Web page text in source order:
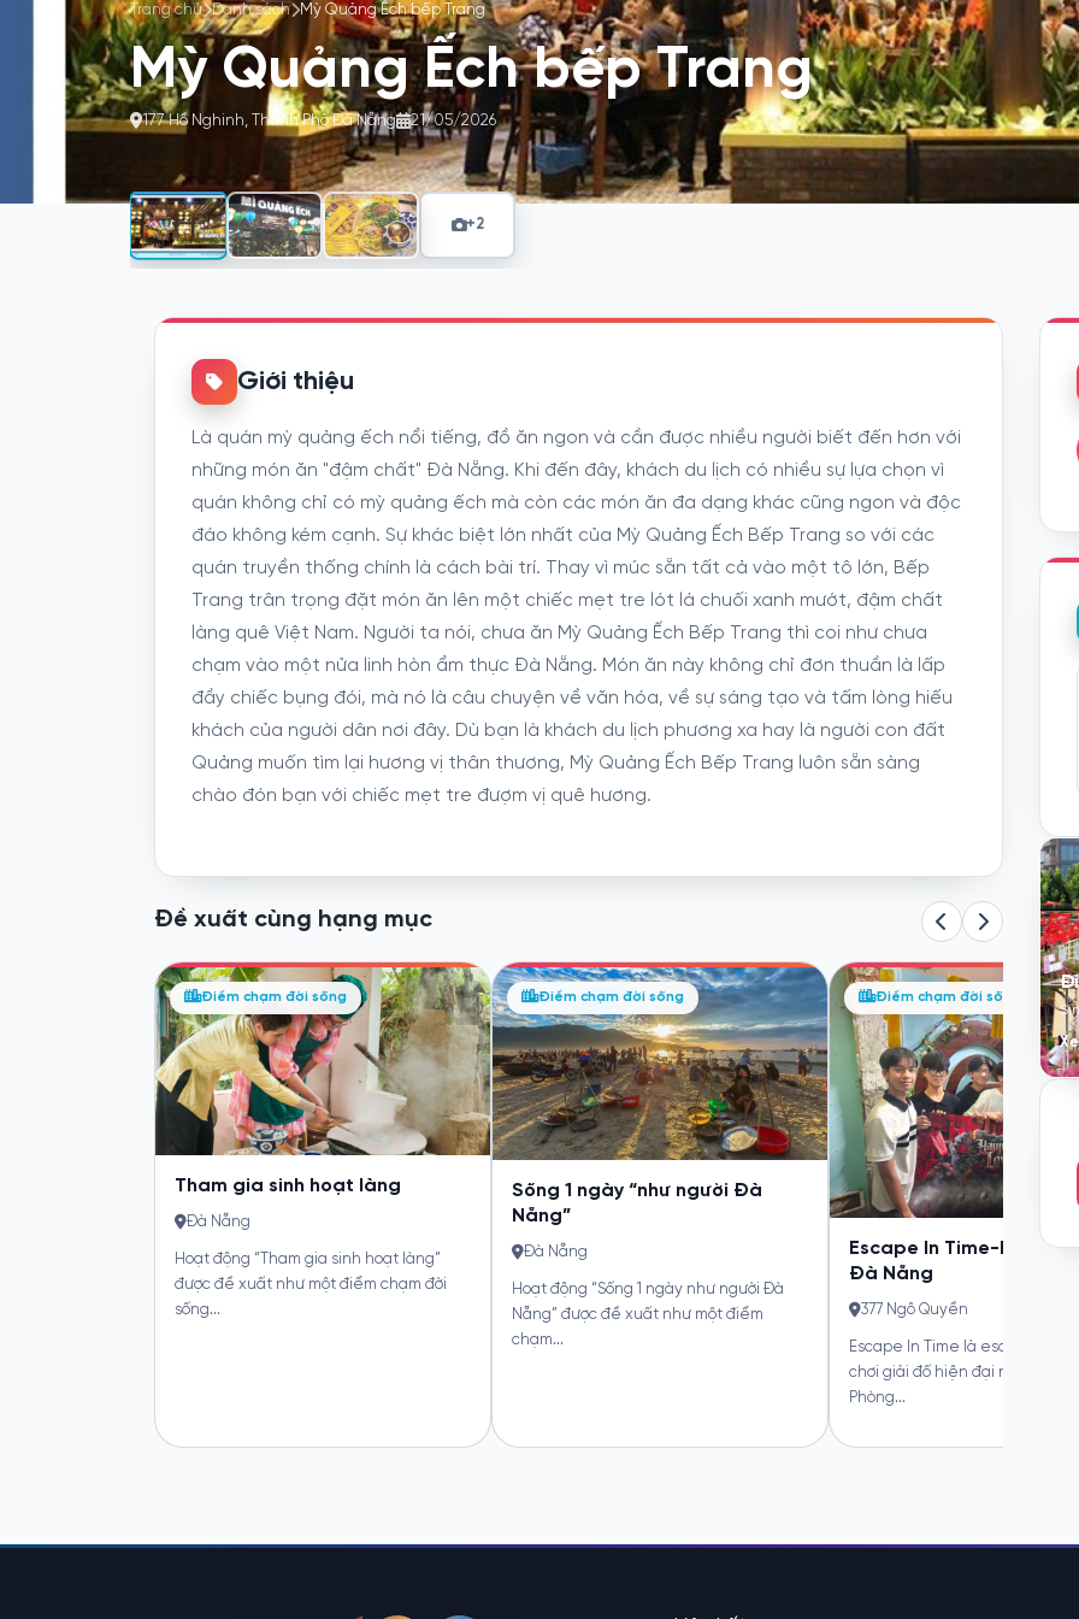
Trang chủ Danh sách Mỳ Quảng Ếch bếp Trang
Mỳ Quảng Ếch bếp Trang
177 Hồ Nghinh, Thành Phố Đà Nẵng 21/05/2026
+2
Giới thiệu
Là quán mỳ quảng ếch nổi tiếng, đồ ăn ngon và cần được nhiều người biết đến hơn với
những món ăn "đậm chất" Đà Nẵng. Khi đến đây, khách du lịch có nhiều sự lựa chọn vì
quán không chỉ có mỳ quảng ếch mà còn các món ăn đa dạng khác cũng ngon và độc
đáo không kém cạnh. Sự khác biệt lớn nhất của Mỳ Quảng Ếch Bếp Trang so với các
quán truyền thống chính là cách bài trí. Thay vì múc sẵn tất cả vào một tô lớn, Bếp
Trang trân trọng đặt món ăn lên một chiếc mẹt tre lót lá chuối xanh mướt, đậm chất
làng quê Việt Nam. Người ta nói, chưa ăn Mỳ Quảng Ếch Bếp Trang thì coi như chưa
chạm vào một nửa linh hòn ẩm thực Đà Nẵng. Món ăn này không chỉ đơn thuần là lấp
đầy chiếc bụng đói, mà nó là câu chuyện về văn hóa, về sự sáng tạo và tấm lòng hiếu
khách của người dân nơi đây. Dù bạn là khách du lịch phương xa hay là người con đất
Quảng muốn tìm lại hương vị thân thương, Mỳ Quảng Ếch Bếp Trang luôn sẵn sàng
chào đón bạn với chiếc mẹt tre đượm vị quê hương.
Đề xuất cùng hạng mục
Điểm chạm đời sống
Tham gia sinh hoạt làng
Đà Nẵng
Hoạt động “Tham gia sinh hoạt làng”
được đề xuất như một điểm chạm đời
sống...
Điểm chạm đời sống
Sống 1 ngày “như người Đà
Nẵng”
Đà Nẵng
Hoạt động “Sống 1 ngày như người Đà
Nẵng” được đề xuất như một điểm
chạm...
Điểm chạm đời sống
Escape In Time-Escape
Đà Nẵng
377 Ngô Quyền
Escape In Time là escape room-
chơi giải đố hiện đại nhất Đà Nẵng.
Phòng...